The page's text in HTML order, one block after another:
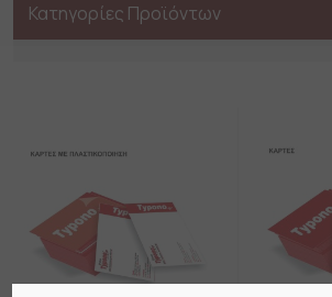
Κατηγορίες Προϊόντων